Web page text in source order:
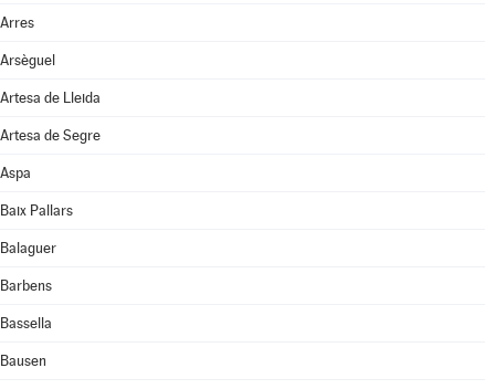
Arres
Arsèguel
Artesa de Lleida
Artesa de Segre
Aspa
Baix Pallars
Balaguer
Barbens
Bassella
Bausen